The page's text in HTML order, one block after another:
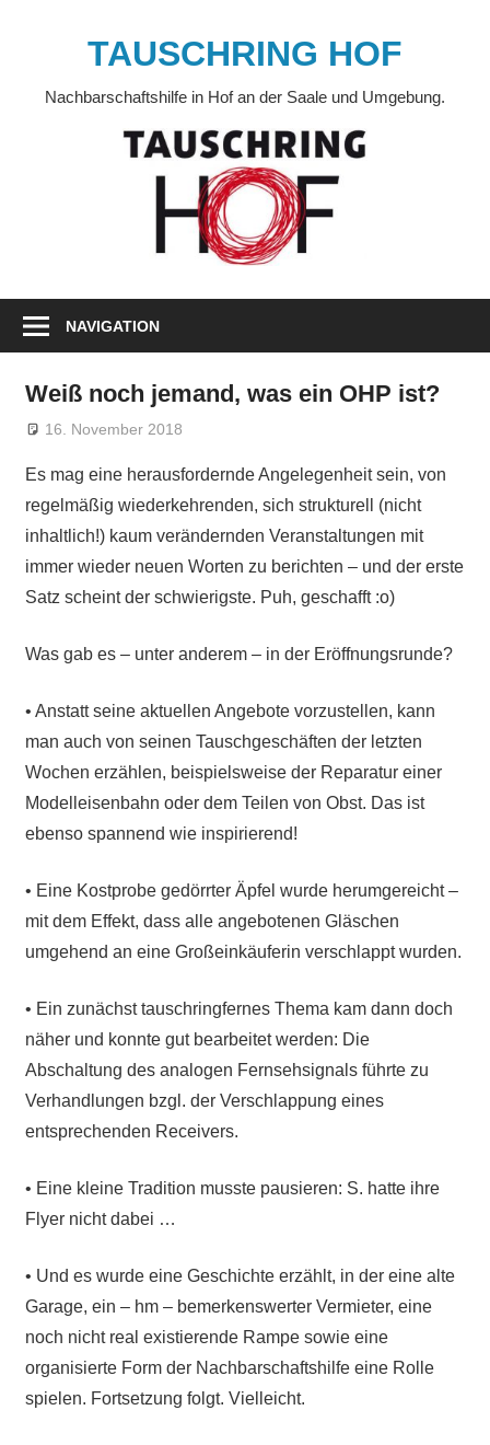
TAUSCHRING HOF
Nachbarschaftshilfe in Hof an der Saale und Umgebung.
NAVIGATION
Weiß noch jemand, was ein OHP ist?
16. November 2018
Es mag eine herausfordernde Angelegenheit sein, von
regelmäßig wiederkehrenden, sich strukturell (nicht
inhaltlich!) kaum verändernden Veranstaltungen mit
immer wieder neuen Worten zu berichten – und der erste
Satz scheint der schwierigste. Puh, geschafft :o)
Was gab es – unter anderem – in der Eröffnungsrunde?
• Anstatt seine aktuellen Angebote vorzustellen, kann
man auch von seinen Tauschgeschäften der letzten
Wochen erzählen, beispielsweise der Reparatur einer
Modelleisenbahn oder dem Teilen von Obst. Das ist
ebenso spannend wie inspirierend!
• Eine Kostprobe gedörrter Äpfel wurde herumgereicht –
mit dem Effekt, dass alle angebotenen Gläschen
umgehend an eine Großeinkäuferin verschlappt wurden.
• Ein zunächst tauschringfernes Thema kam dann doch
näher und konnte gut bearbeitet werden: Die
Abschaltung des analogen Fernsehsignals führte zu
Verhandlungen bzgl. der Verschlappung eines
entsprechenden Receivers.
• Eine kleine Tradition musste pausieren: S. hatte ihre
Flyer nicht dabei …
• Und es wurde eine Geschichte erzählt, in der eine alte
Garage, ein – hm – bemerkenswerter Vermieter, eine
noch nicht real existierende Rampe sowie eine
organisierte Form der Nachbarschaftshilfe eine Rolle
spielen. Fortsetzung folgt. Vielleicht.